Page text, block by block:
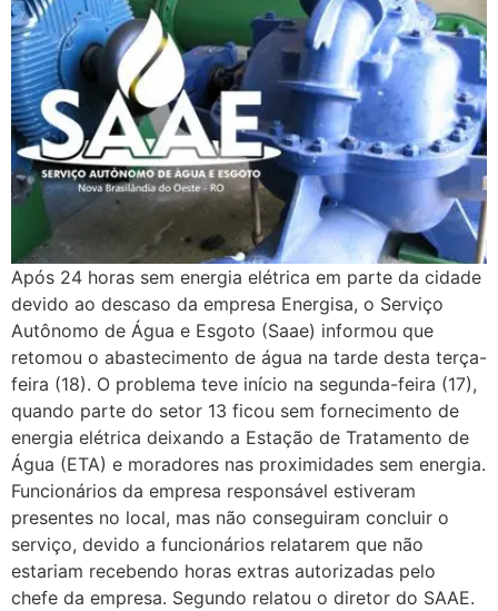
Após 24 horas sem energia elétrica em parte da cidade
devido ao descaso da empresa Energisa, o Serviço
Autônomo de Água e Esgoto (Saae) informou que
retomou o abastecimento de água na tarde desta terça-
feira (18). O problema teve início na segunda-feira (17),
quando parte do setor 13 ficou sem fornecimento de
energia elétrica deixando a Estação de Tratamento de
Água (ETA) e moradores nas proximidades sem energia.
Funcionários da empresa responsável estiveram
presentes no local, mas não conseguiram concluir o
serviço, devido a funcionários relatarem que não
estariam recebendo horas extras autorizadas pelo
chefe da empresa. Segundo relatou o diretor do SAAE.